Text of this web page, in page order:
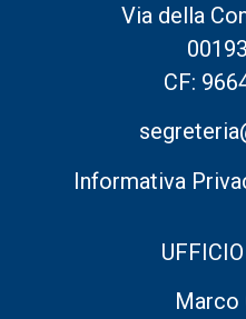
Via della
CF:
Informativa
Marco